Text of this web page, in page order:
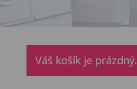
Váš košík je prázdný.